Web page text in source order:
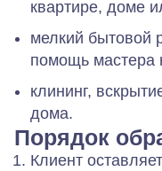
квартире, доме
мелкий бытовой
помощь мастера
клининг,
дома.
Порядок
Клиент